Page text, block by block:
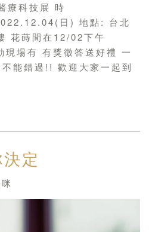
療科技展 時
日) 地點: 台北
花蒔間在12/02下午
場有 有獎徵答送好禮 一
能錯過!! 歡迎大家一起到
定